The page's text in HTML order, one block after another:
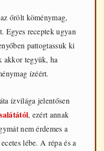
őrölt köménymag,
Egyes receptek ugyan
pattogtassuk ki
akkor tegyük, ha
ízéért.
ízvilága jelentősen
, ezért annak
nem érdemes a
lébe. A répa és a